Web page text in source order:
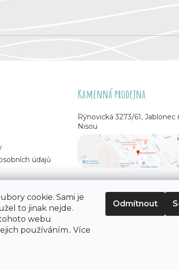
cookie. Sami je
to jinak nejde.
webu
používáním.. Více
Odmítnout
údajů
Kamenná prodejna
Rýnovická 3273/61, Jablonec
Nisou
práva vyhrazena.